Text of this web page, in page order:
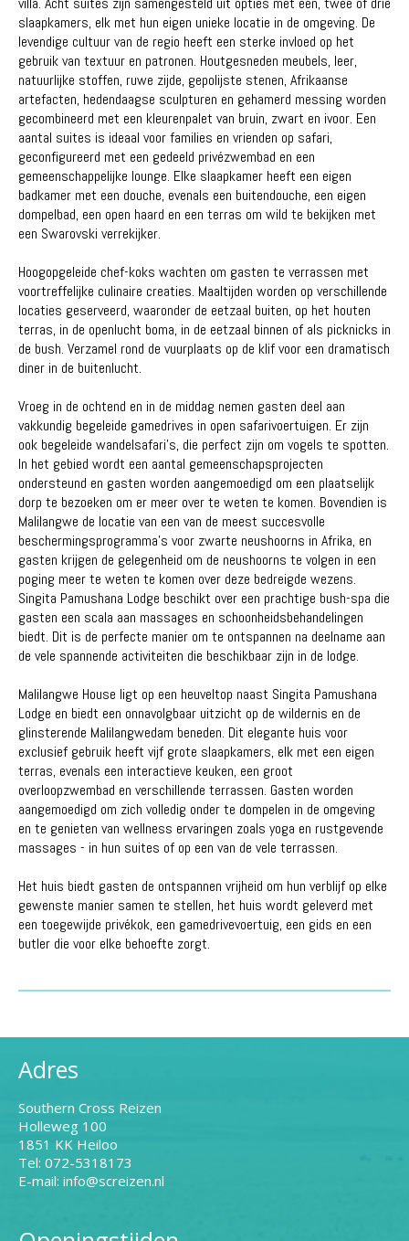
slaapkamers, elk met hun eigen unieke locatie in de omgeving. De
levendige cultuur van de regio heeft een sterke invloed op het
gebruik van textuur en patronen. Houtgesneden meubels, leer,
natuurlijke stoffen, ruwe zijde, gepolijste stenen, Afrikaanse
artefacten, hedendaagse sculpturen en gehamerd messing worden
gecombineerd met een kleurenpalet van bruin, zwart en ivoor. Een
aantal suites is ideaal voor families en vrienden op safari,
geconfigureerd met een gedeeld privézwembad en een
gemeenschappelijke lounge. Elke slaapkamer heeft een eigen
badkamer met een douche, evenals een buitendouche, een eigen
dompelbad, een open haard en een terras om wild te bekijken met
een Swarovski verrekijker.
Hoogopgeleide chef-koks wachten om gasten te verrassen met
voortreffelijke culinaire creaties. Maaltijden worden op verschillende
locaties geserveerd, waaronder de eetzaal buiten, op het houten
terras, in de openlucht boma, in de eetzaal binnen of als picknicks in
de bush. Verzamel rond de vuurplaats op de klif voor een dramatisch
diner in de buitenlucht.
Vroeg in de ochtend en in de middag nemen gasten deel aan
vakkundig begeleide gamedrives in open safarivoertuigen. Er zijn
ook begeleide wandelsafari's, die perfect zijn om vogels te spotten.
In het gebied wordt een aantal gemeenschapsprojecten
ondersteund en gasten worden aangemoedigd om een ​​plaatselijk
dorp te bezoeken om er meer over te weten te komen. Bovendien is
Malilangwe de locatie van een van de meest succesvolle
beschermingsprogramma's voor zwarte neushoorns in Afrika, en
gasten krijgen de gelegenheid om de neushoorns te volgen in een
poging meer te weten te komen over deze bedreigde wezens.
Singita Pamushana Lodge beschikt over een prachtige bush-spa die
gasten een scala aan massages en schoonheidsbehandelingen
biedt. Dit is de perfecte manier om te ontspannen na deelname aan
de vele spannende activiteiten die beschikbaar zijn in de lodge.
Malilangwe House ligt op een heuveltop naast Singita Pamushana
Lodge en biedt een onnavolgbaar uitzicht op de wildernis en de
glinsterende Malilangwedam beneden. Dit elegante huis voor
exclusief gebruik heeft vijf grote slaapkamers, elk met een eigen
terras, evenals een interactieve keuken, een groot
overloopzwembad en verschillende terrassen. Gasten worden
aangemoedigd om zich volledig onder te dompelen in de omgeving
en te genieten van wellness ervaringen zoals yoga en rustgevende
massages - in hun suites of op een van de vele terrassen.
Het huis biedt gasten de ontspannen vrijheid om hun verblijf op elke
gewenste manier samen te stellen, het huis wordt geleverd met
een toegewijde privékok, een gamedrivevoertuig, een gids en een
butler die voor elke behoefte zorgt.
Adres
Southern Cross Reizen
Holleweg 100
1851 KK Heiloo
Tel: 072-5318173
E-mail: info@screizen.nl